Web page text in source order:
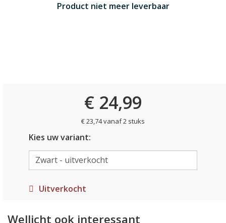
Product niet meer leverbaar
€ 24,99
€ 23,74 vanaf 2 stuks
Kies uw variant:
Uitverkocht
Wellicht ook interessant